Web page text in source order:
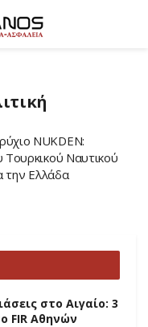
NUKDEN:
Τουρκικού Ναυτικού
την Ελλάδα
στο Αιγαίο: 3
FIR Αθηνών